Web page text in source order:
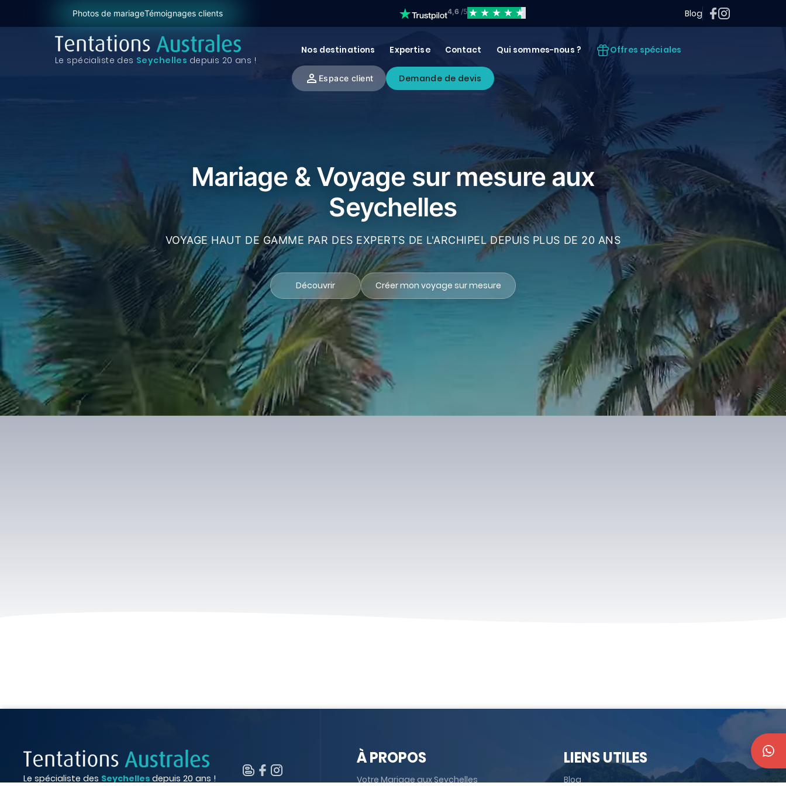
Photos de mariageTémoignages clients 4,6 /5 Blog
Le spécialiste des Seychelles depuis 20 ans !
Nos destinations Expertise Contact Qui sommes-nous ? Offres spéciales
Espace client Demande de devis
Mariage & Voyage sur mesure aux
Seychelles
VOYAGE HAUT DE GAMME PAR DES EXPERTS DE L'ARCHIPEL DEPUIS PLUS DE 20 ANS
Découvrir Créer mon voyage sur mesure
Le spécialiste des Seychelles depuis 20 ans !
À PROPOS
Votre Mariage aux Seychelles
LIENS UTILES
Blog